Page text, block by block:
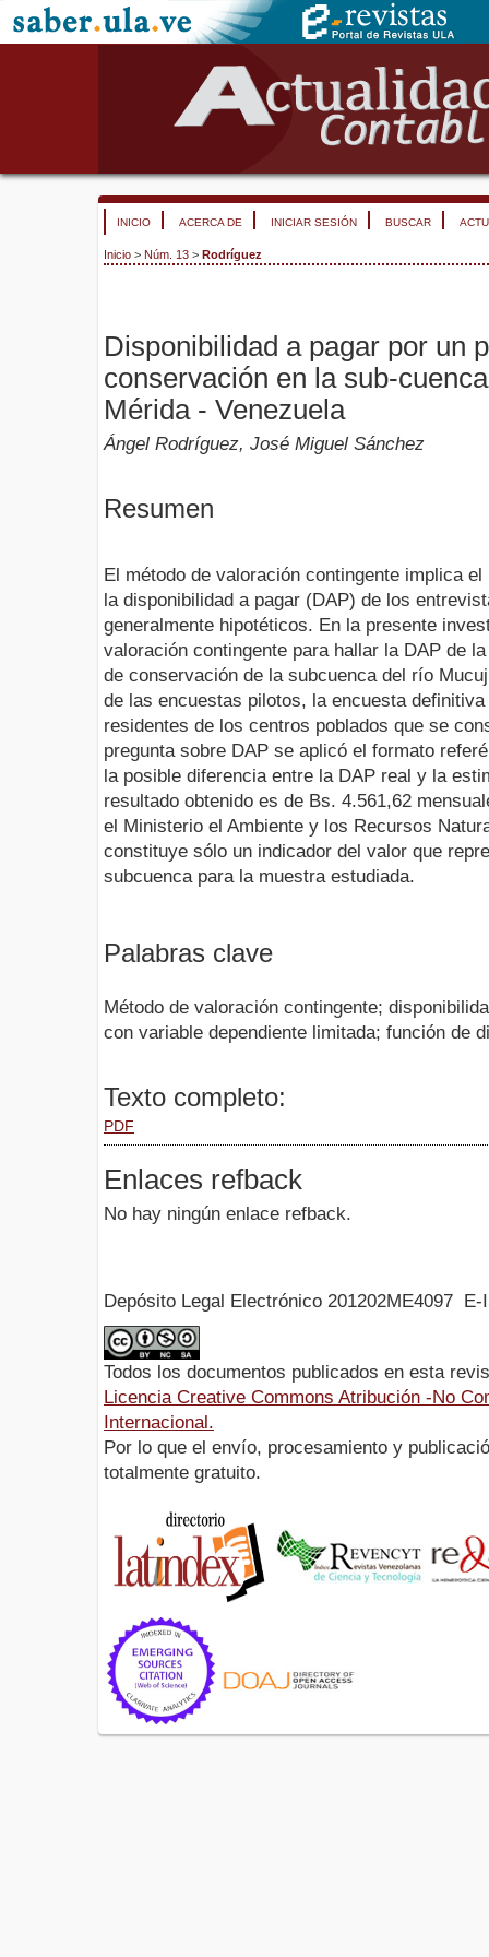
INICIO ACERCA DE INICIAR SESIÓN BUSCAR
Inicio > Núm. 13 > Rodríguez
Disponibilidad a pagar por un
conservación en la sub-
Mérida - Venezuela
Ángel Rodríguez, José Miguel Sánchez
Resumen
El método de valoración contingente implica
la disponibilidad a pagar (DAP) de los
generalmente hipotéticos. En la presente
valoración contingente para hallar la DAP de
de conservación de la subcuenca del río
de las encuestas pilotos, la encuesta
residentes de los centros poblados que se
pregunta sobre DAP se aplicó el formato
la posible diferencia entre la DAP real y la
resultado obtenido es de Bs. 4.561,62
el Ministerio el Ambiente y los Recursos
constituye sólo un indicador del valor que
subcuenca para la muestra estudiada.
Palabras clave
Método de valoración contingente;
con variable dependiente limitada; función de
Texto completo:
PDF
Enlaces refback
No hay ningún enlace refback.
Depósito Legal Electrónico 201202ME4097 E-
Todos los documentos publicados en esta
Licencia Creative Commons Atribución -No
Internacional.
Por lo que el envío, procesamiento y
totalmente gratuito.